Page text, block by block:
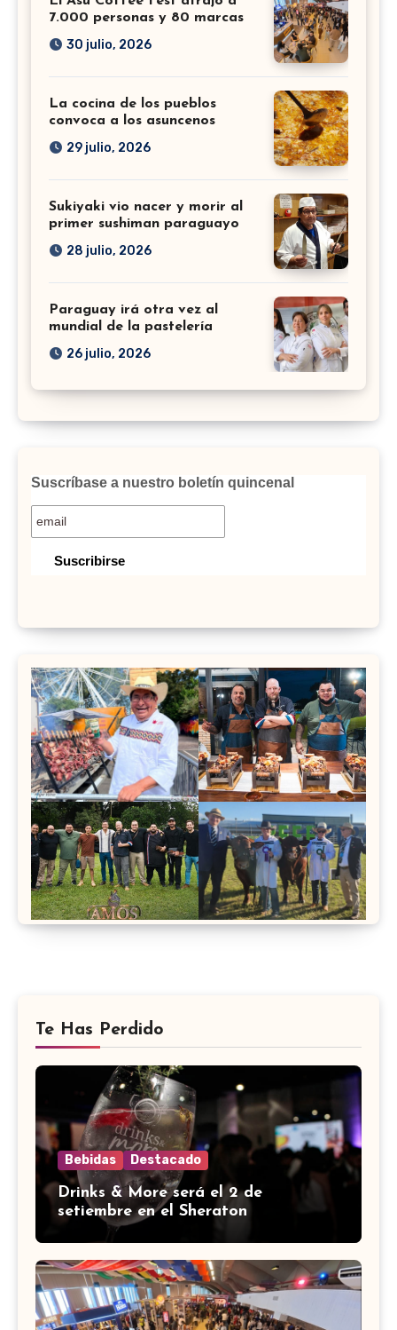
7.000 personas y 80 marcas
30 julio, 2026
La cocina de los pueblos
convoca a los asuncenos
29 julio, 2026
Sukiyaki vio nacer y morir al
primer sushiman paraguayo
28 julio, 2026
Paraguay irá otra vez al
mundial de la pastelería
26 julio, 2026
Suscríbase a nuestro boletín quincenal
Te Has Perdido
Bebidas Destacado
Drinks & More será el 2 de
setiembre en el Sheraton